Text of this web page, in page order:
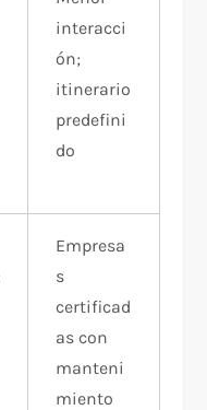
interacci
ón;
itinerario
predefini
do
Empresa
s
certificad
as con
manteni
miento